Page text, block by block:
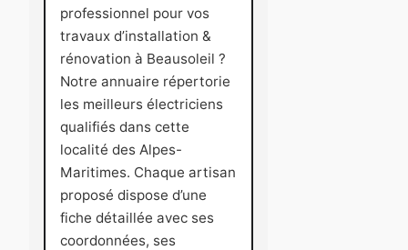
professionnel pour vos
travaux d’installation &
rénovation à Beausoleil ?
Notre annuaire répertorie
les meilleurs électriciens
qualifiés dans cette
localité des Alpes-
Maritimes. Chaque artisan
proposé dispose d’une
fiche détaillée avec ses
coordonnées, ses